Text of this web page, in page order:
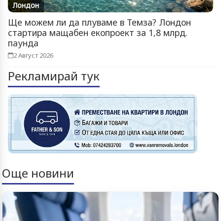
Лондон
Ще можем ли да плуваме в Темза? Лондон
стартира мащабен екопроект за 1,8 млрд.
паунда
2 Август 2026
Рекламирай тук
Още новини